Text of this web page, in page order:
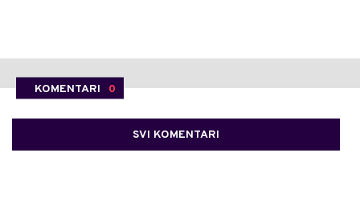
KOMENTARI 0
SVI KOMENTARI